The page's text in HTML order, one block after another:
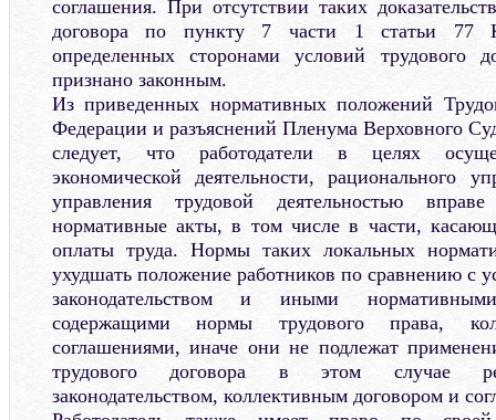
соглашения. При отсутствии таких
договора по пункту 7 части 1 статьи 77
определенных сторонами условий трудового
признано законным.
Из приведенных нормативных положений
Федерации и разъяснений Пленума Верховного
следует, что работодатели в целях
экономической деятельности, рационального
управления трудовой деятельностью
нормативные акты, в том числе в части,
оплаты труда. Нормы таких локальных
ухудшать положение работников по сравнению с
законодательством и иными
содержащими нормы трудового права,
соглашениями, иначе они не подлежат
трудового договора в этом случае
законодательством, коллективным договором и